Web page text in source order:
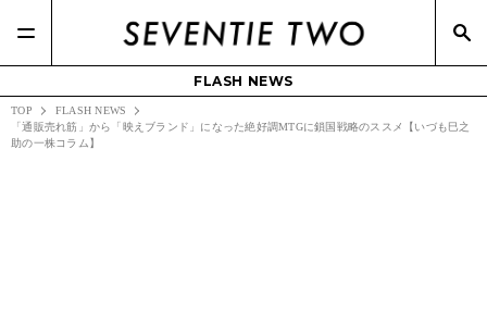
FLASH NEWS
TOP
FLASH NEWS
「通販売れ筋」から「映えブランド」になった絶好調MTGに鎖国戦略のススメ【いづも巳之
助の一株コラム】